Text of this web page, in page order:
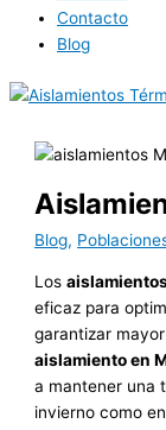
Contacto
Blog
Blog,
Los
eficaz para
garantizar
aislamiento en
a mantener una
invierno como